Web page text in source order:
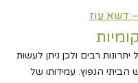
רבים ולכן ניתן לעשות
הנפוץ. עמידותו של